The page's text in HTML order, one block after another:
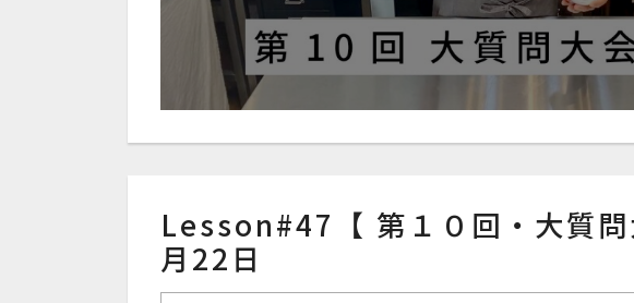
Lesson#47【 第１０回・大質
月22日